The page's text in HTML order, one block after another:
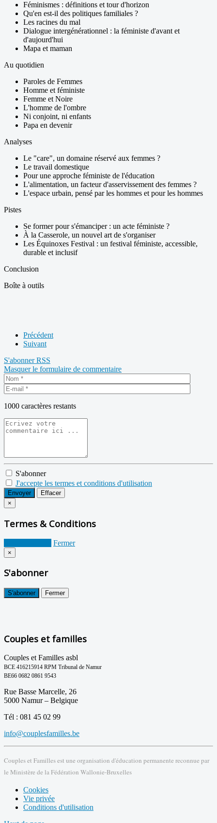
Féminismes : définitions et tour d'horizon
Qu'en est-il des politiques familiales ?
Les racines du mal
Dialogue intergénérationnel : la féministe d'avant et
d'aujourd'hui
Mapa et maman
Au quotidien
Paroles de Femmes
Homme et féministe
Femme et Noire
L'homme de l'ombre
Ni conjoint, ni enfants
Papa en devenir
Analyses
Le "care", un domaine réservé aux femmes ?
Le travail domestique
Pour une approche féministe de l'éducation
L'alimentation, un facteur d'asservissement des femmes ?
L'espace urbain, pensé par les hommes et pour les hommes
Pistes
Se former pour s'émanciper : un acte féministe ?
À la Casserole, un nouvel art de s'organiser
Les Équinoxes Festival : un festival féministe, accessible,
durable et inclusif
Conclusion
Boîte à outils
Précédent
Suivant
S'abonnerRSS
Masquer le formulaire de commentaire
1000 caractères restants
S'abonner
J'accepte les termes et conditions d'utilisation
Envoyer
Effacer
×
Termes & Conditions
Fermer
×
S'abonner
S'abonner Fermer
Couples et familles
Couples et Familles asbl
BCE 416215914 RPM Tribunal de Namur
BE66 0682 0861 9543
Rue Basse Marcelle, 26
5000 Namur – Belgique
Tél : 081 45 02 99
info@couplesfamilles.be
Couples et Familles est une organisation d'éducation permanente reconnue par
le Ministère de la Fédération Wallonie-Bruxelles
Cookies
Vie privée
Conditions d'utilisation